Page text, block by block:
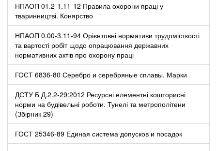
НПАОП 01.2-1.11-12 Правила охорони праці у
тваринництві. Конярство
НПАОП 0.00-3.11-94 Орієнтовні нормативи трудомісткості
та вартості робіт щодо опрацювання державних
нормативних актів про охорону праці
ГОСТ 6836-80 Серебро и серебряные сплавы. Марки
ДСТУ Б Д.2.2-29:2012 Ресурсні елементні кошторисні
норми на будівельні роботи. Тунелі та метрополітени
(Збірник 29)
ГОСТ 25346-89 Единая система допусков и посадок